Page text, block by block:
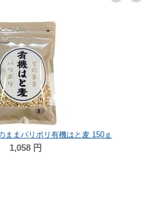
ままパリポリ有機はと麦 150ｇ
1,058 円